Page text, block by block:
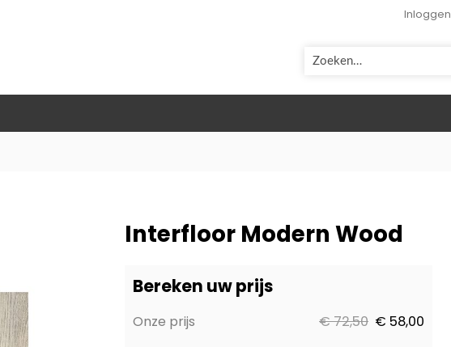
Inloggen
Interfloor Modern Wood
Bereken uw prijs
Onze prijs € 72,50 € 58,00